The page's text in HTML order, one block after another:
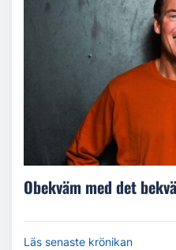
Obekväm med det
Läs senaste krönikan